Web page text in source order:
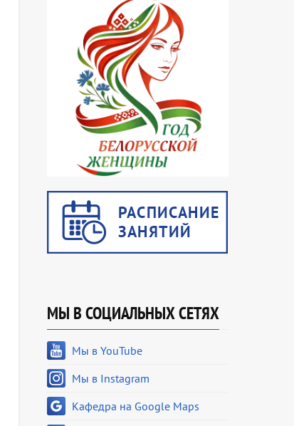
МЫ В СОЦИАЛЬНЫХ СЕТЯХ
Мы в YouTube
Мы в Instagram
Кафедра на Google Maps